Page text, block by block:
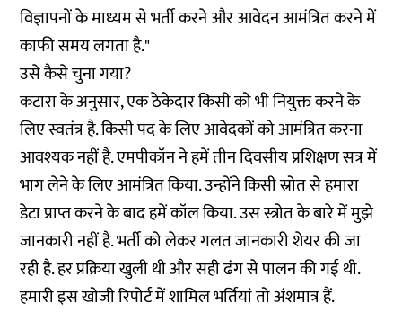
विज्ञापनों के माध्यम से भर्ती करने और आवेदन आमंत्रित करने में
काफी समय लगता है."
उसे कैसे चुना गया?
कटारा के अनुसार, एक ठेकेदार किसी को भी नियुक्त करने के
लिए स्वतंत्र है. किसी पद के लिए आवेदकों को आमंत्रित करना
आवश्यक नहीं है. एमपीकॉन ने हमें तीन दिवसीय प्रशिक्षण सत्र में
भाग लेने के लिए आमंत्रित किया. उन्होंने किसी स्रोत से हमारा
डेटा प्राप्त करने के बाद हमें कॉल किया. उस स्त्रोत के बारे में मुझे
जानकारी नहीं है. भर्ती को लेकर गलत जानकारी शेयर की जा
रही है. हर प्रक्रिया खुली थी और सही ढंग से पालन की गई थी.
हमारी इस खोजी रिपोर्ट में शामिल भर्तियां तो अंशमात्र हैं.